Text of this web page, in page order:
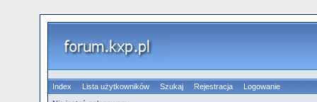
Index Lista użytkowników Szukaj Rejestracja
Logowanie